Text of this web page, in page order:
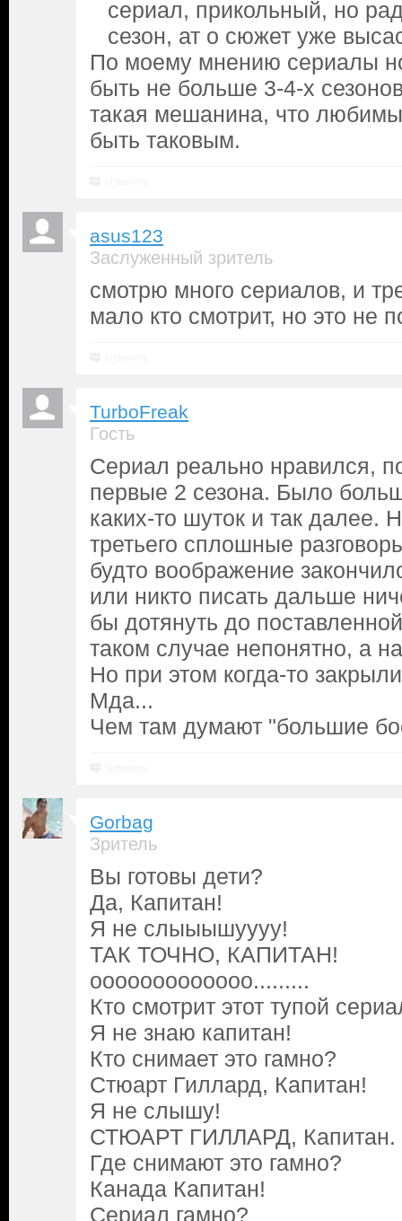
сериал, прикольный, но
сезон, ат о сюжет уже
По моему мнению сериалы
быть не больше 3-4-х
такая мешанина, что
быть таковым.
asus123
Заслуженный зритель
смотрю много сериалов, и
мало кто смотрит, но это не
TurboFreak
Гость
Сериал реально нравился,
первые 2 сезона. Было
каких-то шуток и так далее.
третьего сплошные
будто воображение
или никто писать дальше
бы дотянуть до
таком случае непонятно, а
Но при этом когда-то
Мда...
Чем там думают "большие
Gorbag
Зритель
Вы готовы дети?
Да, Капитан!
Я не слыыышуууу!
ТАК ТОЧНО, КАПИТАН!
ооооооооооооо.........
Кто смотрит этот тупой
Я не знаю капитан!
Кто снимает это гамно?
Стюарт Гиллард, Капитан!
Я не слышу!
СТЮАРТ ГИЛЛАРД, Капитан.
Где снимают это гамно?
Канада Капитан!
Сериал гамно?